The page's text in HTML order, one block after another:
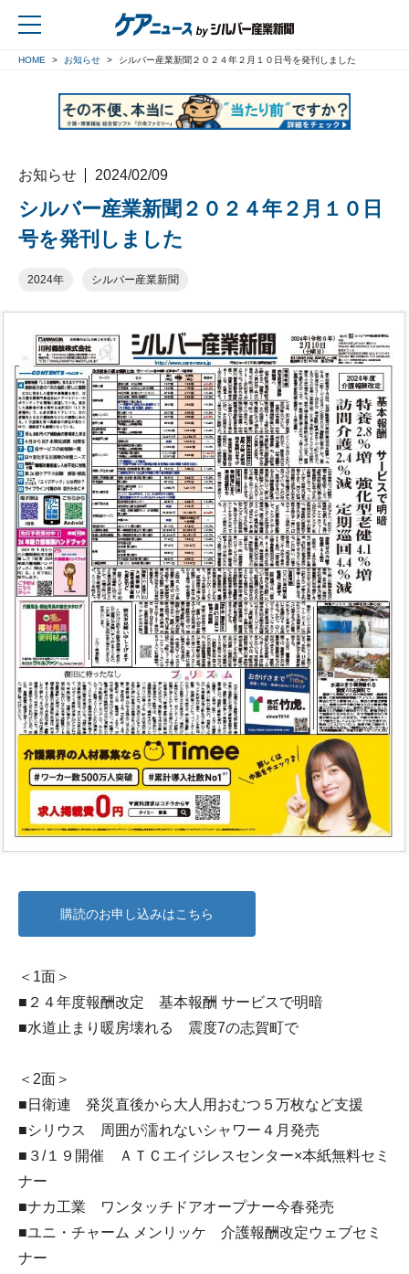
HOME お知らせ シルバー産業新聞２０２４年２月１０日号を発刊しました
お知らせ 2024/02/09
シルバー産業新聞２０２４年２月１０日
号を発刊しました
2024年 シルバー産業新聞
購読のお申し込みはこちら
＜1面＞
■２４年度報酬改定 基本報酬 サービスで明暗
■水道止まり暖房壊れる 震度7の志賀町で
＜2面＞
■日衛連 発災直後から大人用おむつ５万枚など支援
■シリウス 周囲が濡れないシャワー４月発売
■３/１９開催 ＡＴＣエイジレスセンター×本紙無料セミ
ナー
■ナカ工業 ワンタッチドアオープナー今春発売
■ユニ・チャーム メンリッケ 介護報酬改定ウェブセミ
ナー